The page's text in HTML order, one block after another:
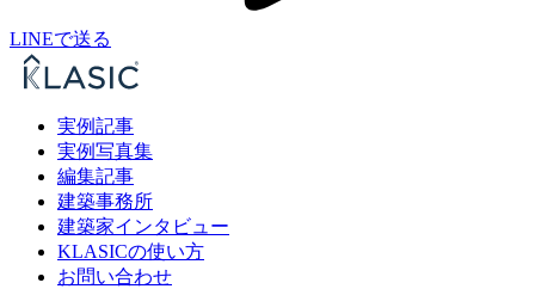
LINEで送る
実例記事
実例写真集
編集記事
建築事務所
建築家インタビュー
KLASICの使い方
お問い合わせ